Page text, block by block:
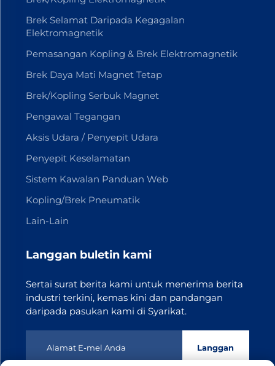
Brek Selamat Daripada Kegagalan
Elektromagnetik
Pemasangan Kopling & Brek Elektromagnetik
Brek Daya Mati Magnet Tetap
Brek/Kopling Serbuk Magnet
Pengawal Tegangan
Aksis Udara / Penyepit Udara
Penyepit Keselamatan
Sistem Kawalan Panduan Web
Kopling/Brek Pneumatik
Lain-Lain
Langgan buletin kami
Sertai surat berita kami untuk menerima berita
industri terkini, kemas kini dan pandangan
daripada pasukan kami di Syarikat.
Langgan